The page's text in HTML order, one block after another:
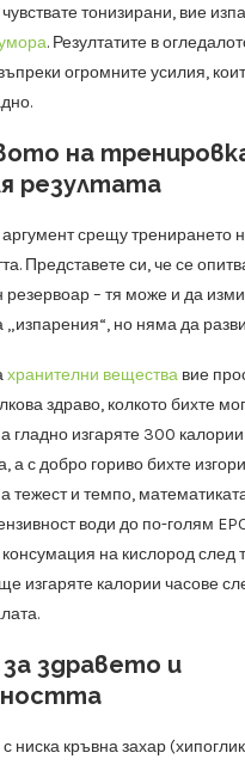
тонизирани, вие
. Резултатите в
огромните усилия,
на
резултата
срещу тренирането
Представете си, че се
резервоар – тя може и да
но няма да
хранителни вещества вие
здраво, колкото бихте
гладно изгаряте 300
а с добро гориво бихте
тежест и темпо,
води до по-голям
на кислород след
изгаряте калории часове
за здравето и
ниска кръвна захар